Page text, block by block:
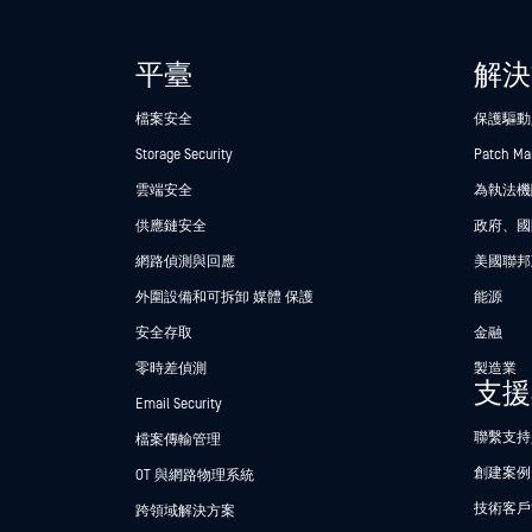
平臺
檔案安全
Storage Security
雲端安全
供應鏈安全
網路偵測與回應
外圍設備和可拆卸 媒體 保護
安全存取
零時差偵測
Email Security
檔案傳輸管理
OT 與網路物理系統
跨領域解決方案
解
保護驅
Patch
為執法
政府、
美國聯
能源
金融
製造業
支
聯繫支
創建案例
技術客